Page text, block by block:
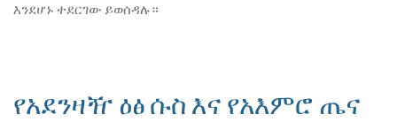
እንደሆኑ ተደርገው ይወሰዳሉ።
የአደንዛዥ ዕፅ ሱስ እና የአእምሮ ጤና